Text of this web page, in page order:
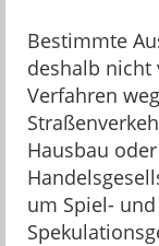
Bestimmte
deshalb nicht
Verfahren
Hausbau
um Spiel-